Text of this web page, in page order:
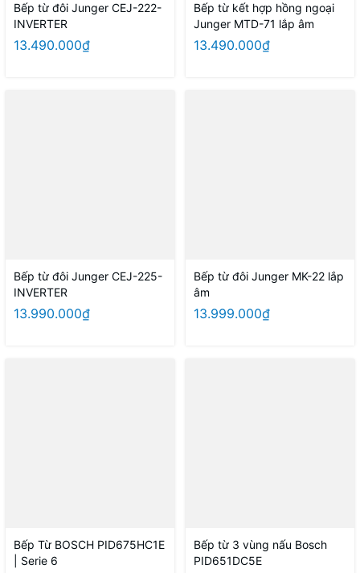
Bếp từ đôi Junger CEJ-222-
INVERTER
13.490.000₫
Bếp từ kết hợp hồng ngoại
Junger MTD-71 lắp âm
13.490.000₫
Bếp từ đôi Junger CEJ-225-
INVERTER
13.990.000₫
Bếp từ đôi Junger MK-22 lắp
âm
13.999.000₫
Bếp Từ BOSCH PID675HC1E
| Serie 6
Bếp từ 3 vùng nấu Bosch
PID651DC5E